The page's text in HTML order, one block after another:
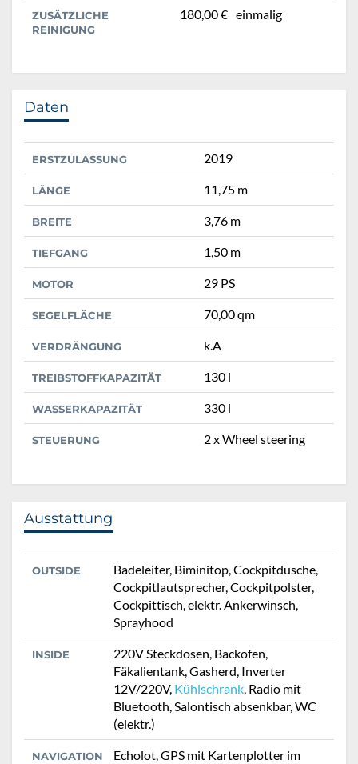
ZUSÄTZLICHE
REINIGUNG
180,00 € einmalig
Daten
ERSTZULASSUNG 2019
LÄNGE 11,75 m
BREITE 3,76 m
TIEFGANG 1,50 m
MOTOR 29 PS
SEGELFLÄCHE 70,00 qm
VERDRÄNGUNG k.A
TREIBSTOFFKAPAZITÄT 130 l
WASSERKAPAZITÄT 330 l
STEUERUNG 2 x Wheel steering
Ausstattung
OUTSIDE
Badeleiter, Biminitop, Cockpitdusche,
Cockpitlautsprecher, Cockpitpolster,
Cockpittisch, elektr. Ankerwinsch,
Sprayhood
INSIDE
220V Steckdosen, Backofen,
Fäkalientank, Gasherd, Inverter
12V/220V, Kühlschrank, Radio mit
Bluetooth, Salontisch absenkbar, WC
(elektr.)
NAVIGATION
Echolot, GPS mit Kartenplotter im